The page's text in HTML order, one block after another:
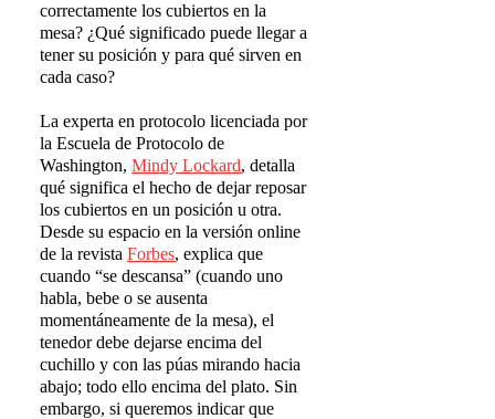
correctamente los cubiertos en la
mesa? ¿Qué significado puede llegar a
tener su posición y para qué sirven en
cada caso?
La experta en protocolo licenciada por
la Escuela de Protocolo de
Washington,Mindy Lockard, detalla
qué significa el hecho de dejar reposar
los cubiertos en un posición u otra.
Desde su espacio en la versión online
de la revistaForbes, explica que
cuando “se descansa” (cuando uno
habla, bebe o se ausenta
momentáneamente de la mesa), el
tenedor debe dejarse encima del
cuchillo y con las púas mirando hacia
abajo; todo ello encima del plato. Sin
embargo, si queremos indicar que